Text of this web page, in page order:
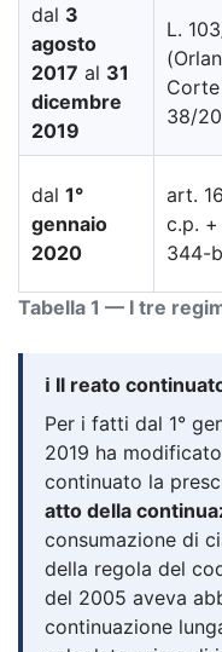
Tabella 1 — I tre
dal 3
agosto
2017 al 31
dicembre
2019
L.
38/
dal 1°
gennaio
2020
art.
c.p.
344-
ℹ️ Il reato
Per i fatti dal 1°
2019 ha
continuato la
atto della
consumazione di
della regola del
del 2005 aveva
continuazione